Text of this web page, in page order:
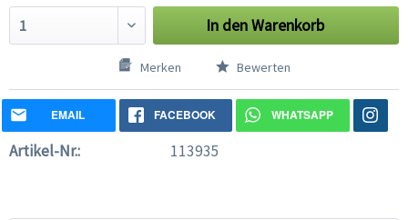
In denWarenkorb
Merken Bewerten
EMAIL FACEBOOK WHATSAPP
Artikel-Nr.: 113935